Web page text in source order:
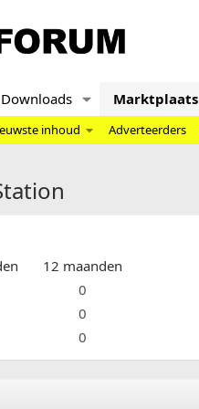
Downloads Marktplaats
inhoud Adverteerders
12 maanden
0
0
0